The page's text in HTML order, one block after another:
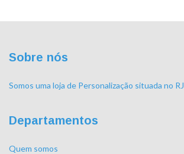
Sobre nós
Somos uma loja de Personalização situada no RJ
Departamentos
Quem somos